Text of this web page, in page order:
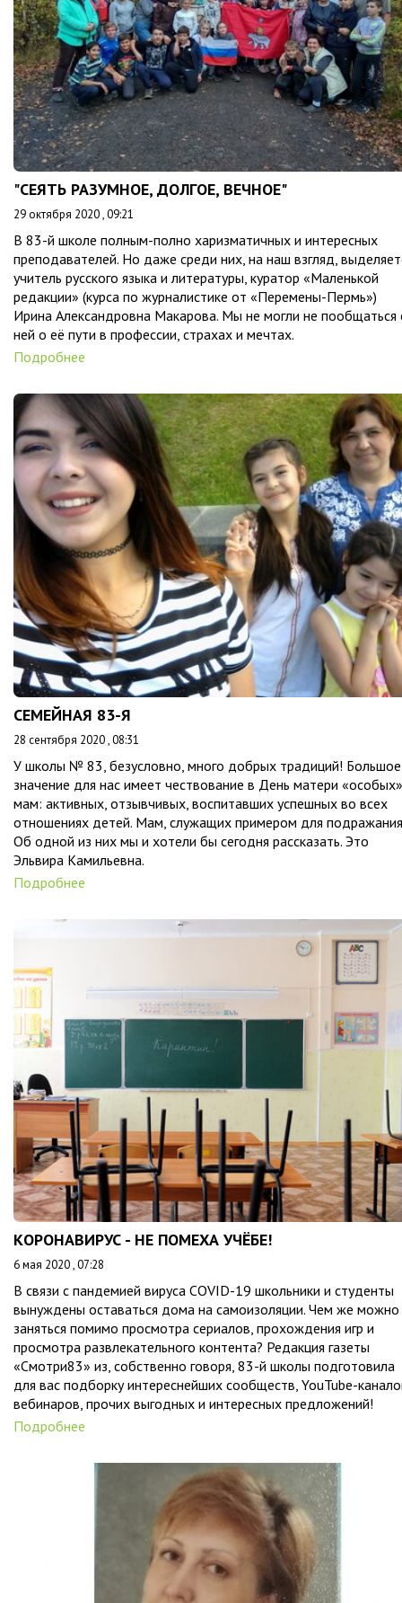
"СЕЯТЬ РАЗУМНОЕ, ДОЛГОЕ, ВЕЧНОЕ"
29 октября 2020 , 09:21
В 83-й школе полным-полно харизматичных и интересных
преподавателей. Но даже среди них, на наш взгляд,
учитель русского языка и литературы, куратор «Маленькой
редакции» (курса по журналистике от «Перемены-Пермь»)
Ирина Александровна Макарова. Мы не могли не пообщаться
ней о её пути в профессии, страхах и мечтах.
Подробнее
СЕМЕЙНАЯ 83-Я
28 сентября 2020 , 08:31
У школы № 83, безусловно, много добрых традиций! Большое
значение для нас имеет чествование в День матери «особых»
мам: активных, отзывчивых, воспитавших успешных во всех
отношениях детей. Мам, служащих примером для
Об одной из них мы и хотели бы сегодня рассказать. Это
Эльвира Камильевна.
Подробнее
КОРОНАВИРУС - НЕ ПОМЕХА УЧЁБЕ!
6 мая 2020 , 07:28
В связи с пандемией вируса COVID-19 школьники и студенты
вынуждены оставаться дома на самоизоляции. Чем же можно
заняться помимо просмотра сериалов, прохождения игр и
просмотра развлекательного контента? Редакция газеты
«Смотри83» из, собственно говоря, 83-й школы подготовила
для вас подборку интереснейших сообществ, YouTube-
вебинаров, прочих выгодных и интересных предложений!
Подробнее